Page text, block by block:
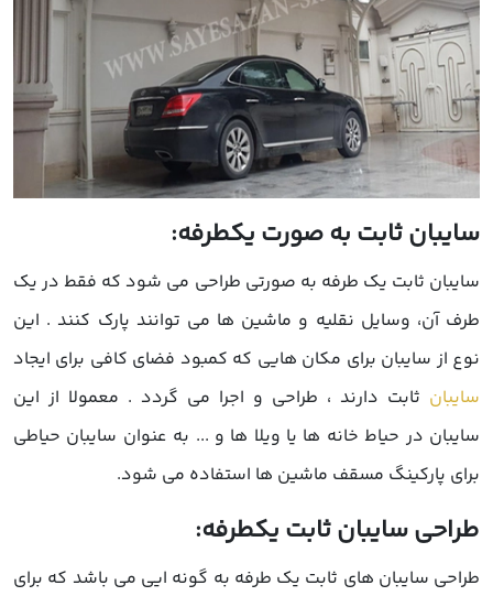
سایبان ثابت به صورت یکطرفه:
سایبان ثابت یک طرفه به صورتی طراحی می شود که فقط در یک
طرف آن، وسایل نقلیه و ماشین ها می توانند پارک کنند . این
نوع از سایبان برای مکان هایی که کمبود فضای کافی برای ایجاد
سایبان ثابت دارند ، طراحی و اجرا می گردد . معمولا از این
سایبان در حیاط خانه ها یا ویلا ها و ... به عنوان سایبان حیاطی
برای پارکینگ مسقف ماشین ها استفاده می شود.
طراحی سایبان ثابت یکطرفه:
طراحی سایبان های ثابت یک طرفه به گونه ایی می باشد که برای